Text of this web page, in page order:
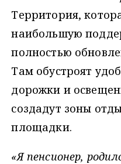
Территория,
наибольшую
полностью
Там обустроят
дорожки и
создадут зоны
площадки.
«Я пенсионер,